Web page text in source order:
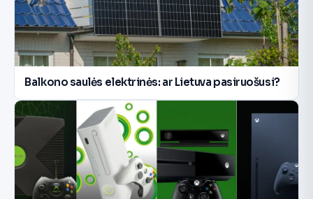
Balkono saulės elektrinės: ar Lietuva pasiruošusi?